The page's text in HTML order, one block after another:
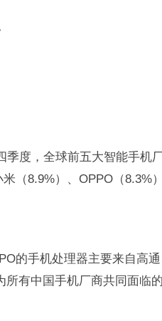
季度，全球前五大智能手机
米（8.9%）、OPPO（8.3%）
的手机处理器主要来自高
所有中国手机厂商共同面临的